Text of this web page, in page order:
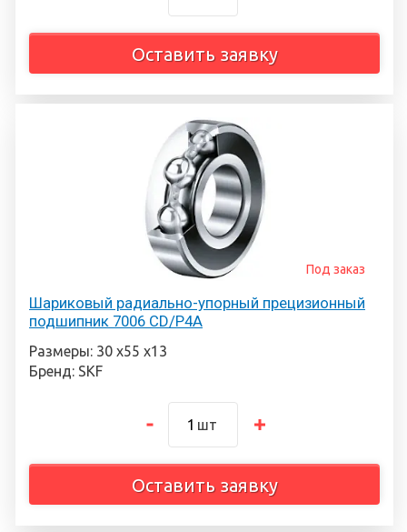
Оставить заявку
Шариковый радиально-упорный прецизионный
подшипник 7006 CD/P4A
Под заказ
Размеры: 30 х55 х13
Бренд: SKF
шт
Оставить заявку